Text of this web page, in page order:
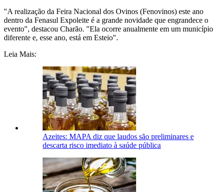
"A realização da Feira Nacional dos Ovinos (Fenovinos) este ano
dentro da Fenasul Expoleite é a grande novidade que engrandece o
evento", destacou Charão. "Ela ocorre anualmente em um município
diferente e, esse ano, está em Esteio".
Leia Mais:
Azeites: MAPA diz que laudos são preliminares e
descarta risco imediato à saúde pública